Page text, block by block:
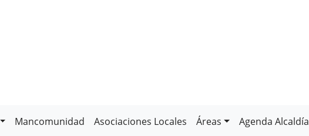
Mancomunidad Asociaciones Locales Áreas Agenda Alcaldía